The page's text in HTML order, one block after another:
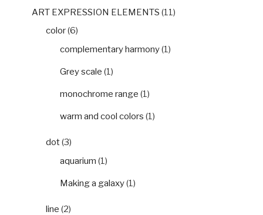
ART EXPRESSION ELEMENTS (11)
color(6)
complementary harmony(1)
Grey scale (1)
monochrome range (1)
warm and cool colors (1)
dot(3)
aquarium (1)
Making a galaxy(1)
line (2)